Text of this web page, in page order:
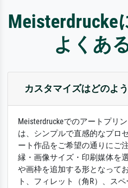
よくあ
カスタマイズはどのよ
Meisterdruckeでのアートプリ
は、シンプルで直感的なプロ
ート作品をご希望の通りにご
縁・画像サイズ・印刷媒体を
や画枠を追加する形となって
ト、フィレット（角R）、ス